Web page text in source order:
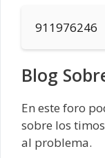
911976246
Blog
En este foro
sobre los
al problema.